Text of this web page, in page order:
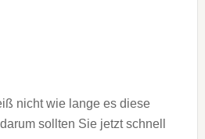
nicht wie lange es diese
sollten Sie jetzt schnell